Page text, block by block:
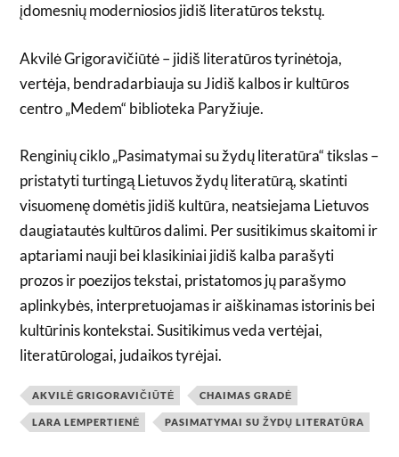
įdomesnių moderniosios jidiš literatūros tekstų.
Akvilė Grigoravičiūtė – jidiš literatūros tyrinėtoja,
vertėja, bendradarbiauja su Jidiš kalbos ir kultūros
centro „Medem“ biblioteka Paryžiuje.
Renginių ciklo „Pasimatymai su žydų literatūra“ tikslas –
pristatyti turtingą Lietuvos žydų literatūrą, skatinti
visuomenę domėtis jidiš kultūra, neatsiejama Lietuvos
daugiatautės kultūros dalimi. Per susitikimus skaitomi ir
aptariami nauji bei klasikiniai jidiš kalba parašyti
prozos ir poezijos tekstai, pristatomos jų parašymo
aplinkybės, interpretuojamas ir aiškinamas istorinis bei
kultūrinis kontekstai. Susitikimus veda vertėjai,
literatūrologai, judaikos tyrėjai.
AKVILĖ GRIGORAVIČIŪTĖ CHAIMAS GRADĖ
LARA LEMPERTIENĖ PASIMATYMAI SU ŽYDŲ LITERATŪRA